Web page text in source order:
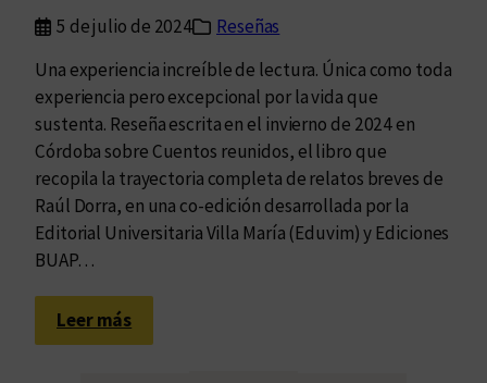
5 de julio de 2024
Reseñas
Una experiencia increíble de lectura. Única como toda
experiencia pero excepcional por la vida que
sustenta. Reseña escrita en el invierno de 2024 en
Córdoba sobre Cuentos reunidos, el libro que
recopila la trayectoria completa de relatos breves de
Raúl Dorra, en una co-edición desarrollada por la
Editorial Universitaria Villa María (Eduvim) y Ediciones
BUAP…
Leer más:
E